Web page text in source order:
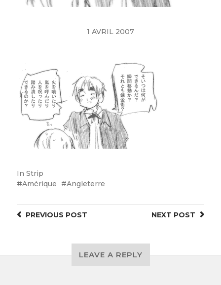
1 AVRIL 2007
In Strip
Amérique
Angleterre
NEXT POST
PREVIOUS POST
LEAVE A REPLY